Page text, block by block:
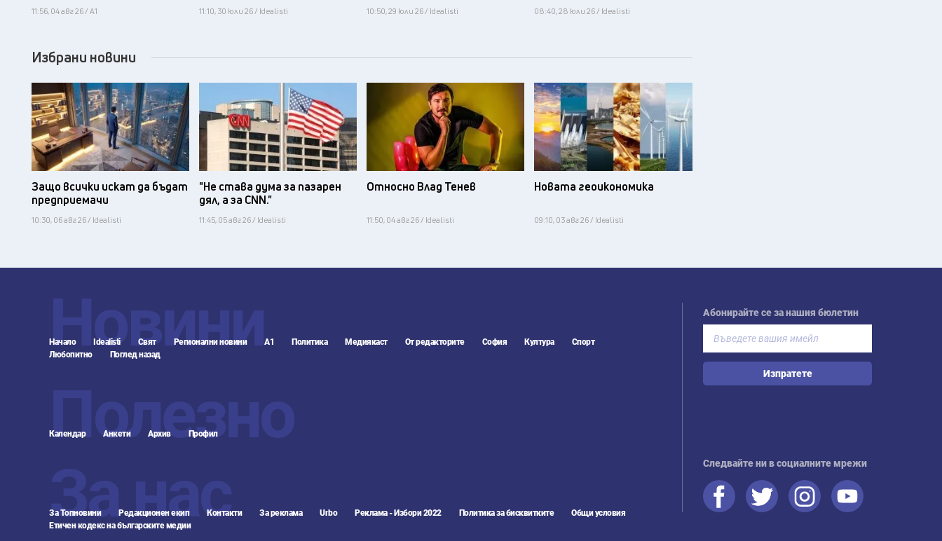
11:56, 04 авг 26 / А1 11:10, 30 юли 26 / Idealisti 10:50, 29 юли 26 / Idealisti 08:40, 28 юли 26 / Idealisti
Избрани новини
Защо всички искат да бъдат
предприемачи
10:30, 06 авг 26 / Idealisti
"Не става дума за пазарен
дял, а за CNN."
11:45, 05 авг 26 / Idealisti
Относно Влад Тенев
11:50, 04 авг 26 / Idealisti
Новата геоикономика
09:10, 03 авг 26 / Idealisti
Новини
Начало Idealisti Свят Регионални новини А1 Политика Медиякаст От редакторите София Култура
Спорт
Любопитно
Поглед назад
Полезно
Календар Анкети Архив Профил
За нас
За Топновини Редакционен екип Контакти За реклама Urbo Реклама - Избори 2022 Политика за бисквитките
Общи условия
Етичен кодекс на българските медии
Абонирайте се за нашия бюлетин
Изпратете
Следвайте ни в социалните мрежи